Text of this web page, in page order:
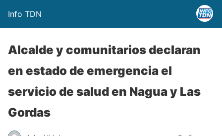
Info TDN
Alcalde y comunitarios declaran
en estado de emergencia el
servicio de salud en Nagua y Las
Gordas